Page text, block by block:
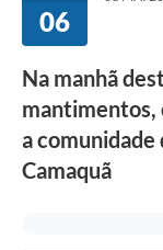
06
Na manhã
mantimentos,
a comunidade
Camaquã